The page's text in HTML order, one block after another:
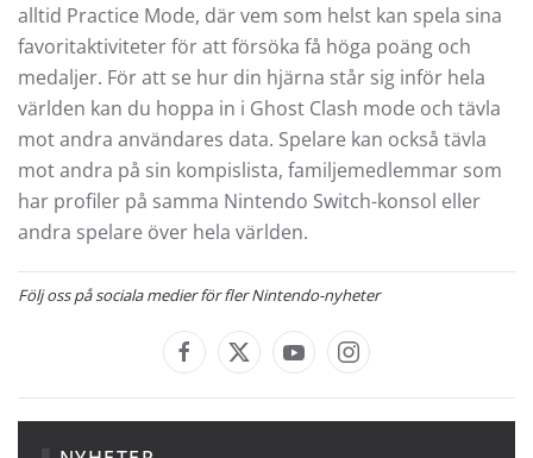
alltid Practice Mode, där vem som helst kan spela sina
favoritaktiviteter för att försöka få höga poäng och
medaljer. För att se hur din hjärna står sig inför hela
världen kan du hoppa in i Ghost Clash mode och tävla
mot andra användares data. Spelare kan också tävla
mot andra på sin kompislista, familjemedlemmar som
har profiler på samma Nintendo Switch-konsol eller
andra spelare över hela världen.
Följ oss på sociala medier för fler Nintendo-nyheter